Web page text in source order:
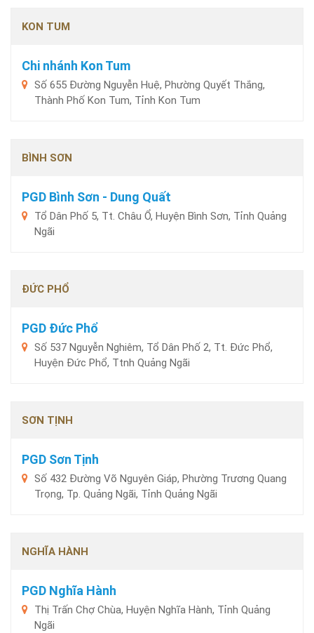
KON TUM
Chi nhánh Kon Tum
Số 655 Đường Nguyễn Huệ, Phường Quyết Thắng,
Thành Phố Kon Tum, Tỉnh Kon Tum
BÌNH SƠN
PGD Bình Sơn - Dung Quất
Tổ Dân Phố 5, Tt. Châu Ổ, Huyện Bình Sơn, Tỉnh Quảng
Ngãi
ĐỨC PHỔ
PGD Đức Phổ
Số 537 Nguyễn Nghiêm, Tổ Dân Phố 2, Tt. Đức Phổ,
Huyện Đức Phổ, Ttnh Quảng Ngãi
SƠN TỊNH
PGD Sơn Tịnh
Số 432 Đường Võ Nguyên Giáp, Phường Trương Quang
Trọng, Tp. Quảng Ngãi, Tỉnh Quảng Ngãi
NGHĨA HÀNH
PGD Nghĩa Hành
Thị Trấn Chợ Chùa, Huyện Nghĩa Hành, Tỉnh Quảng
Ngãi